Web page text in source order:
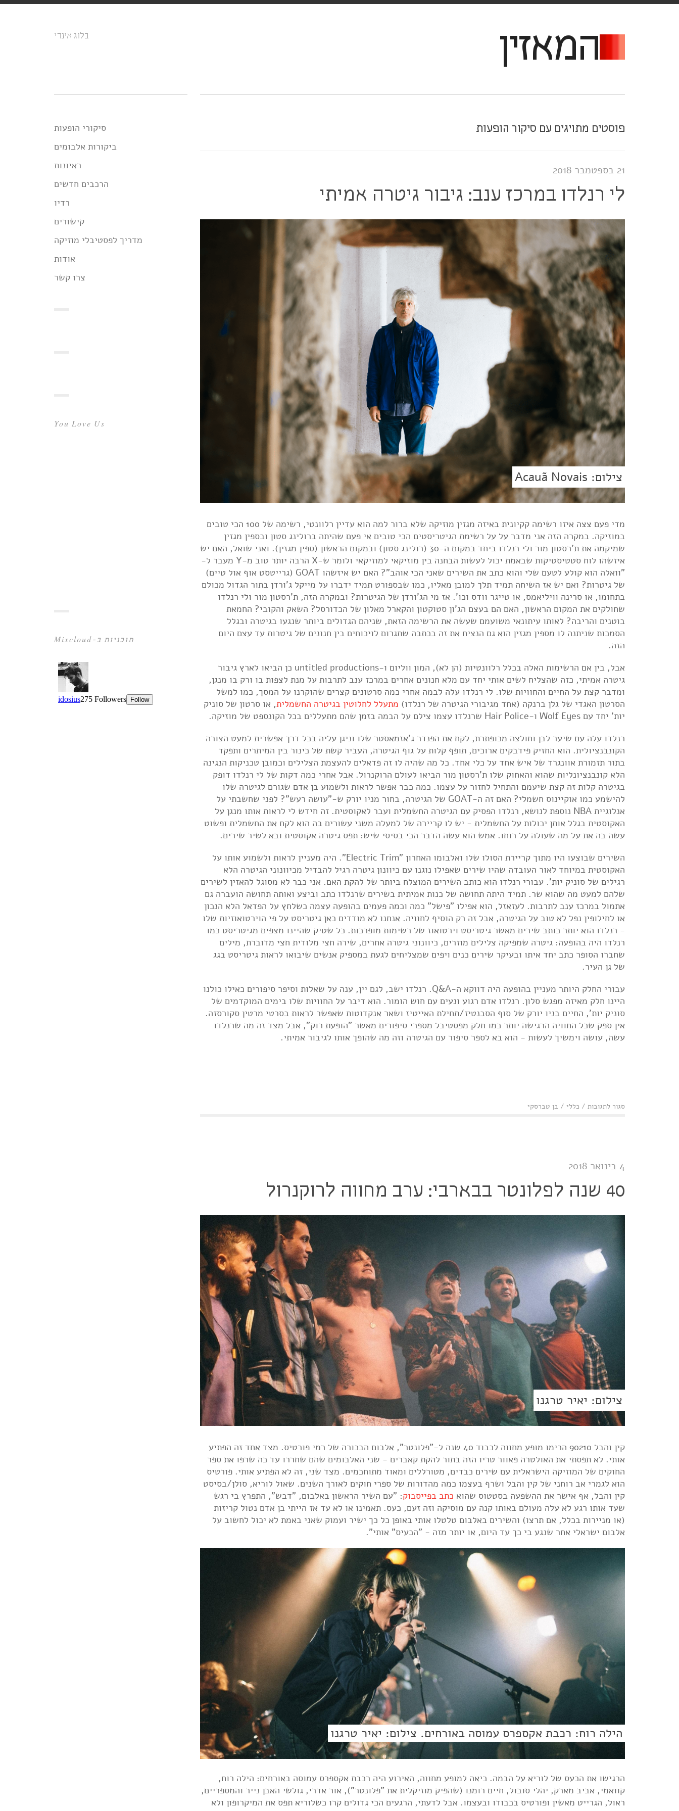
המאזין בלוג אינדי
פוסטים מתויגים עם סיקור הופעות
21 בספטמבר 2018
לי רנלדו במרכז ענב: גיבור גיטרה אמיתי
צילום: Acauã Novais
מדי פעם צצה איזו רשימה קקיונית באיזה מגזין מוזיקה שלא ברור למה הוא עדיין רלוונטי, רשימה של 100 הכי טובים
במוזיקה. במקרה הזה אני מדבר על על רשימת הגיטריסטים הכי טובים אי פעם שהיתה ברולינג סטון ובספין מגזין
שמיקמה את ת'רסטון מור ולי רנלדו ביחד במקום ה-30 (רולינג סטון) ובמקום הראשון (ספין מגזין). ואני שואל, האם יש
איזשהו לוח סטטיסטיקות שבאמת יכול לעשות הבחנה בין מוזיקאי למוזיקאי ולומר ש-X הרבה יותר טוב מ-Y מעבר ל-
"וואלה הוא קולע לטעם שלי והוא כתב את השירים שאני הכי אוהב"? האם יש איזשהו GOAT (גרייטסט אוף אול טיים)
של גיטרות? ואם יש אז השיחה תמיד תלך למובן מאליו, כמו שבספורט תמיד ידברו על מייקל ג'ורדן בתור הגדול מכולם
בתחומו, או סרינה וויליאמס, או טייגר וודס וכו'. אז מי הג'ורדן של הגיטרות? ובמקרה הזה, ת'רסטון מור ולי רנלדו
שחולקים את המקום הראשון, האם הם בעצם הג'ון סטוקטון והקארל מאלון של הכדורסל? השאק והקובי? החמאת
בוטנים והריבה? לאותו עיתונאי משועמם שעשה את הרשימה הזאת, שניהם הגדולים ביותר שנגעו בגיטרה ובגלל
הסמכות שניתנה לו מספין מגזין הוא גם הנציח את זה בכתבה שתגרום לויכוחים בין חנונים של גיטרות עד עצם היום
הזה.
אבל, בין אם הרשימות האלה בכלל רלוונטיות (הן לא), המון ווליום ו-untitled productions כן הביאו לארץ גיבור
גיטרה אמיתי, כזה שהצליח לשים אותי יחד עם מלא חנונים אחרים במרכז ענב לתרבות על מנת לצפות בו ורק בו מנגן,
ומדבר קצת על החיים והחוויות שלו. לי רנלדו עלה לבמה אחרי כמה סרטונים קצרים שהוקרנו על המסך, כמו למשל
הסרטון האגדי של גלן ברנקה (אחד מגיבורי הגיטרה של רנלדו) מתעלל לחלוטין בגיטרה החשמלית, או סרטון של סוניק
יות' יחד עם Wolf Eyes ו-Hair Police שרנלדו עצמו צילם על הבמה בזמן שהם מתעללים בכל הקונספט של מוזיקה.
רנלדו עלה עם שיער לבן וחולצה מכופתרת, לקח את הפנדר ג'אזמאסטר שלו וניגן עליה בכל דרך אפשרית למעט הצורה
הקונבנציולית. הוא החזיק פידבקים ארוכים, תופף קלות על גוף הגיטרה, העביר קשת של כינור בין המיתרים ותפקד
בתור תזמורת אוונגרד של איש אחד על כלי אחד. כל מה שהיה לו זה פדאלים להעצמת הצלילים וכמובן טכניקות הנגינה
הלא קונבנציונליות שהוא והאחוק שלו ת'רסטון מור הביאו לעולם הרוקנרול. אבל אחרי כמה דקות של לי רנלדו דופק
בגיטרה קלות זה קצת שיעמם והתחיל לחזור על עצמו. כמה כבר אפשר לראות ולשמוע בן אדם שגורם לגיטרה שלו
להישמע כמו אוקיינוס חשמלי? האם זה ה-GOAT של הגיטרה, בחור מניו יורק ש-"עושה רעש"? לפני שחשבתי על
אנלוגיית NBA נוספת לנושא, רנלדו הפסיק עם הגיטרה החשמלית ועבר לאקוסטית. זה חידש לי לראות אותו מנגן על
האקוסטית בגלל אותן יכולות על החשמלית - יש לו קריירה של למעלה משני עשורים בה הוא לקח את החשמלית ופשוט
עשה בה את על מה שעולה על רוחו. אמש הוא עשה הדבר הכי בסיסי שיש: תפס גיטרה אקוסטית ובא לשיר שירים.
השירים שבוצעו היו מתוך קריירת הסולו שלו ואלבומו האחרון "Electric Trim". היה מעניין לראות ולשמוע אותו על
האקוסטית במיוחד לאור העובדה שהיו שירים שאפילו נוגנו עם כיוונון גיטרה רגיל להבדיל מכיוונוני הגיטרה הלא
רגילים של סוניק יות'. עבורי רנלדו הוא כותב השירים המוצלח ביותר של להקת האם. אני כבר לא מסוגל להאזין לשירים
שלהם למעט מה שהוא שר. תמיד היתה תחושה של כנות אמיתית בשירים שרנלדו כתב וביצע ואותה תחושה הועברה גם
אתמול במרכז ענב לתרבות. לעזאזל, הוא אפילו "פישל" כמה וכמה פעמים בהופעה עצמה כשלחץ על הפדאל הלא הנכון
או לחילופין נפל לא טוב על הגיטרה, אבל זה רק הוסיף לחוויה. אנחנו לא מודדים כאן גיטריסט על פי הוירטואוזיות שלו
- רנלדו הוא יותר כותב שירים מאשר גיטריסט וירטואוז של רשימות מופרכות. כל שטיק שהיינו מצפים מגיטריסט כמו
רנלדו היה בהופעה: גיטרה שמפיקה צלילים מוזרים, כיוונוני גיטרה אחרים, שירה חצי מלודית חצי מדוברת, מילים
שחברו הסופר כתב יחד איתו ובעיקר שירים כנים ויפים שמצליחים לגעת במספיק אנשים שיבואו לראות גיטריסט בגג
של גן העיר.
עבורי החלק היותר מעניין בהופעה היה דווקא ה-Q&A. רנלדו ישב, לגם יין, ענה על שאלות וסיפר סיפורים כאילו כולנו
היינו חלק מאיזה מפגש סלון. רנלדו אדם רגוע ונעים עם חוש הומור. הוא דיבר על החוויות שלו בימים המוקדמים של
סוניק יות', החיים בניו יורק של סוף הסבנטיז/תחילת האייטיז ושאר אנקדוטות שאפשר לראות בסרטי מרטין סקורסזה.
אין ספק שכל החוויה הרגישה יותר כמו חלק מפסטיבל מספרי סיפורים מאשר "הופעת רוק", אבל מצד זה מה שרנלדו
עשה, עושה וימשיך לעשות - הוא בא לספר סיפור עם הגיטרה וזה מה שהופך אותו לגיבור אמיתי.
סגור לתגובות על
/ כללי / בן טברסקי
4 בינואר 2018
40 שנה לפלונטר בבארבי: ערב מחווה לרוקנרול
צילום: יאיר טרגנו
קין והבל 90210 הרימו מופע מחווה לכבוד 40 שנה ל-"פלונטר", אלבום הבכורה של רמי פורטיס. מצד אחד זה הפתיע
אותי. לא תפסתי את האולטרה פאוור טריו הזה בתור להקת קאברים - שני האלבומים שהם שחררו עד כה שרפו את ספר
החוקים של המוזיקה הישראלית עם שירים כבדים, מטורללים ומאוד מתוחכמים. מצד שני, זה לא הפתיע אותי. פורטיס
הוא לגמרי אב רוחני של קין והבל ושרף בעצמו כמה מהדורות של ספרי חוקים לאורך השנים. שאול לוריא, סולן/בסיסט
קין והבל, אף אישר את ההשפעה בסטטוס שהוא כתב בפייסבוק: "עם השיר הראשון באלבום, "דבש", התפרץ בי רגש
שעד אותו רגע לא עלה מעולם באותו קנה עם מוסיקה וזה זעם, כעס. תאמינו או לא עד אז הייתי בן אדם נטול קריזות
(או מניירות בכלל, אם תרצו) והשירים באלבום טלטלו אותי באופן כל כך ישיר ועמוק שאני באמת לא יכול לחשוב על
אלבום ישראלי אחר שנגע בי כך עד היום, או יותר מזה - "הכעיס" אותי".
הילה רוח: רכבת אקספרס עמוסה באורחים. צילום: יאיר טרגנו
הרגישו את הכעס של לוריא על הבמה. כיאה למופע מחווה, האירוע היה רכבת אקספרס עמוסה באורחים: הילה רוח,
קוואמי, אביב מארק, יהלי סובול, חיים רומנו (שהפיק מוזיקלית את "פלונטר"), אור אדרי, גולשי האבן נייר והמספריים,
ראול, הגרייט מאשין ופורטיס בכבודו ובעצמו. אבל לדעתי, הרגעים הכי גדולים קרו כשלוריא תפס את המיקרופון ולא
סיקורי הופעות
ביקורות אלבומים
ראיונות
הרכבים חדשים
רדיו
קישורים
מדריך לפסטיבלי מוזיקה
אודות
צרו קשר
You Love Us
תוכניות ב-Mixcloud